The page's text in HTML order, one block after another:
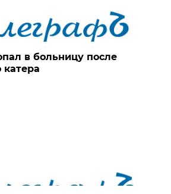
в больницу после
катера